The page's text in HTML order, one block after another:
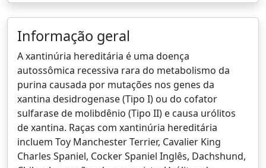
Informação geral
A xantinúria hereditária é uma doença
autossômica recessiva rara do metabolismo da
purina causada por mutações nos genes da
xantina desidrogenase (Tipo I) ou do cofator
sulfarase de molibdênio (Tipo II) e causa urólitos
de xantina. Raças com xantinúria hereditária
incluem Toy Manchester Terrier, Cavalier King
Charles Spaniel, Cocker Spaniel Inglês, Dachshund,